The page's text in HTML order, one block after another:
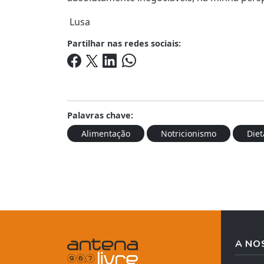
Lusa
Partilhar nas redes sociais:
Palavras chave:
Alimentação
Notricionismo
A